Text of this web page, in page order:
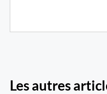
Les autres